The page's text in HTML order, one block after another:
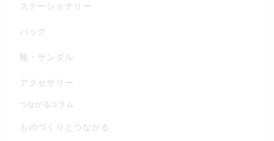
ステーショナリー
バッグ
靴・サンダル
アクセサリー
つながるコラム
ものづくりとつながる